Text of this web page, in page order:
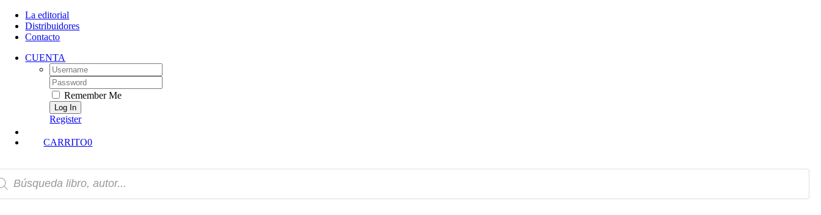
Skip
content
La editorial
Distribuidores
Contacto
CUENTA
Username:
Password:
Remember Me
Register
CARRITO0